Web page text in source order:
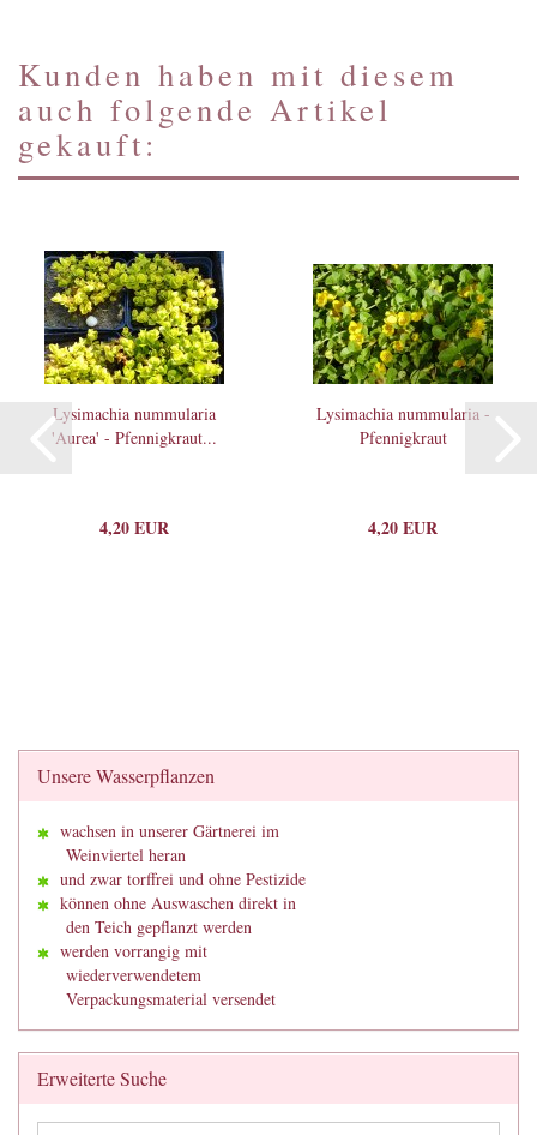
Kunden haben mit diesem
auch folgende Artikel
gekauft:
Lysimachia nummularia
'Aurea' - Pfennigkraut...
4,20 EUR
Lysimachia nummularia -
Pfennigkraut
4,20 EUR
Unsere Wasserpflanzen
wachsen in unserer Gärtnerei im
Weinviertel heran
und zwar torffrei und ohne Pestizide
können ohne Auswaschen direkt in
den Teich gepflanzt werden
werden vorrangig mit
wiederverwendetem
Verpackungsmaterial versendet
Erweiterte Suche